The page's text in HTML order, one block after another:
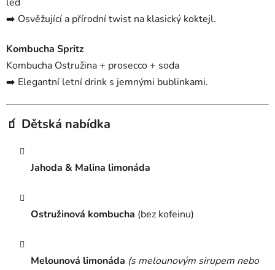
led
➡️ Osvěžující a přírodní twist na klasický koktejl.
Kombucha Spritz
Kombucha Ostružina + prosecco + soda
➡️ Elegantní letní drink s jemnými bublinkami.
🧃 Dětská nabídka
Jahoda & Malina limonáda
Ostružinová kombucha (bez kofeinu)
Melounová limonáda (s melounovým sirupem nebo